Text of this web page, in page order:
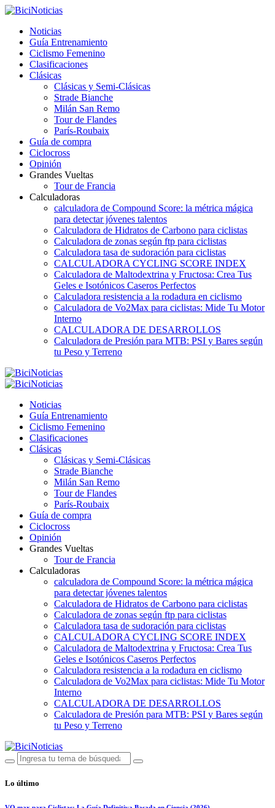
Noticias
Guía Entrenamiento
Ciclismo Femenino
Clasificaciones
Clásicas
Clásicas y Semi-Clásicas
Strade Bianche
Milán San Remo
Tour de Flandes
París-Roubaix
Guía de compra
Ciclocross
Opinión
Grandes Vueltas
Tour de Francia
Calculadoras
calculadora de Compound Score: la métrica mágica
para detectar jóvenes talentos
Calculadora de Hidratos de Carbono para ciclistas
Calculadora de zonas según ftp para ciclistas
Calculadora tasa de sudoración para ciclistas
CALCULADORA CYCLING SCORE INDEX
Calculadora de Maltodextrina y Fructosa: Crea Tus
Geles e Isotónicos Caseros Perfectos
Calculadora resistencia a la rodadura en ciclismo
Calculadora de Vo2Max para ciclistas: Mide Tu Motor
Interno
CALCULADORA DE DESARROLLOS
Calculadora de Presión para MTB: PSI y Bares según
tu Peso y Terreno
Noticias
Guía Entrenamiento
Ciclismo Femenino
Clasificaciones
Clásicas
Clásicas y Semi-Clásicas
Strade Bianche
Milán San Remo
Tour de Flandes
París-Roubaix
Guía de compra
Ciclocross
Opinión
Grandes Vueltas
Tour de Francia
Calculadoras
calculadora de Compound Score: la métrica mágica
para detectar jóvenes talentos
Calculadora de Hidratos de Carbono para ciclistas
Calculadora de zonas según ftp para ciclistas
Calculadora tasa de sudoración para ciclistas
CALCULADORA CYCLING SCORE INDEX
Calculadora de Maltodextrina y Fructosa: Crea Tus
Geles e Isotónicos Caseros Perfectos
Calculadora resistencia a la rodadura en ciclismo
Calculadora de Vo2Max para ciclistas: Mide Tu Motor
Interno
CALCULADORA DE DESARROLLOS
Calculadora de Presión para MTB: PSI y Bares según
tu Peso y Terreno
Lo último